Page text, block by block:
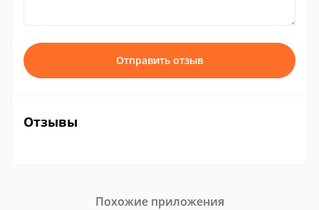
Отправить отзыв
Отзывы
Похожие приложения